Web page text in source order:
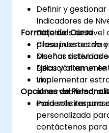
Definir y
Indicadores de
Objetivos de Nivel
presupuestos de
Diseñar sistemas
fallas y altamente
Implementar
observabilidad,
incidente
Formato del Curso
Clase interactiva y
Muchas
Ejecución en un
vivo.
Opciones de
Para solicitar una
personalizada
contáctenos para